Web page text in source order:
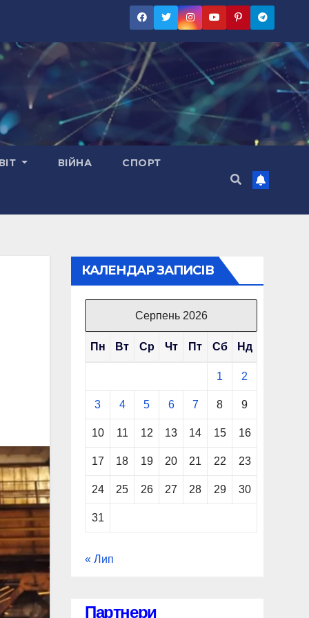
ВІЙНА СПОРТ
КАЛЕНДАР ЗАПИСІВ
Серпень 2026
Пн Вт Ср Чт Пт Сб Нд
1 2
3 4 5 6 7 8 9
10 11 12 13 14 15 16
17 18 19 20 21 22 23
24 25 26 27 28 29 30
31
« Лип
Партнери